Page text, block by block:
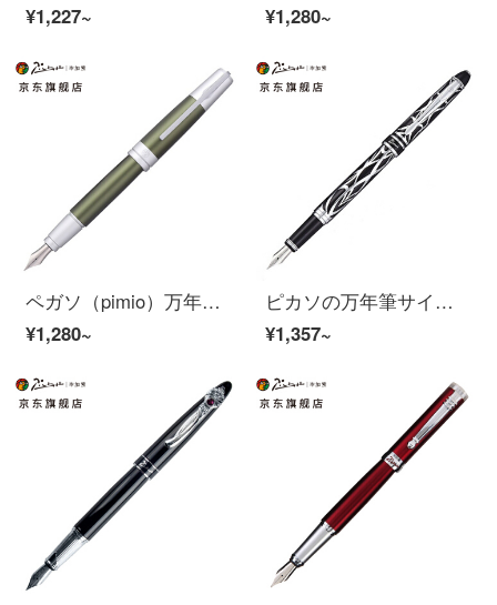
¥1,227~
¥1,280~
ペガソ（pimio）万年筆サインペン男性女性ビジネスオフィス成人学生用0.5 mmインクペン齐美尔门橋シリーズ961エメラルドグリーン
¥1,280~
ピカソの万年筆サインペン男さんビジネスオフィス成人学生用0.5 mmインクパル風シリーズ901プラチナ財布
¥1,357~